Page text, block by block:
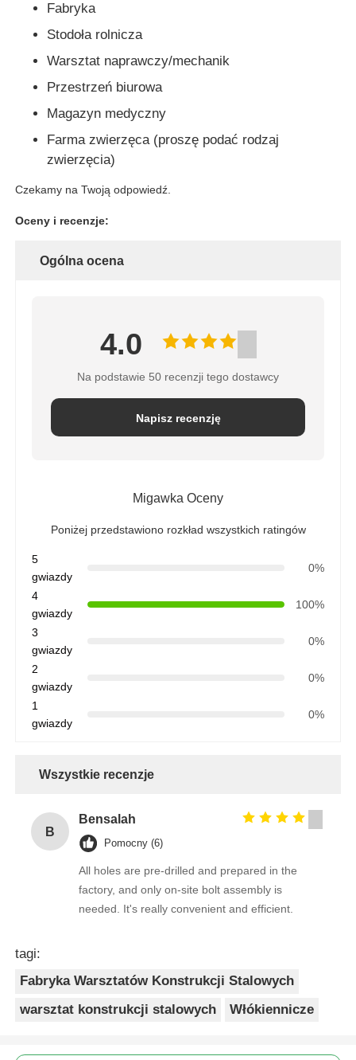
Fabryka
Stodoła rolnicza
Warsztat naprawczy/mechanik
Przestrzeń biurowa
Magazyn medyczny
Farma zwierzęca (proszę podać rodzaj
zwierzęcia)
Czekamy na Twoją odpowiedź.
Oceny i recenzje:
Ogólna ocena
4.0
Na podstawie 50 recenzji tego dostawcy
Napisz recenzję
Migawka Oceny
Poniżej przedstawiono rozkład wszystkich ratingów
5
gwiazdy
0%
4
gwiazdy
100%
3
gwiazdy
0%
2
gwiazdy
0%
1
gwiazdy
0%
Wszystkie recenzje
B
Bensalah
Pomocny (6)
All holes are pre-drilled and prepared in the
factory, and only on-site bolt assembly is
needed. It's really convenient and efficient.
tagi:
Fabryka Warsztatów Konstrukcji Stalowych
warsztat konstrukcji stalowych
Włókiennicze